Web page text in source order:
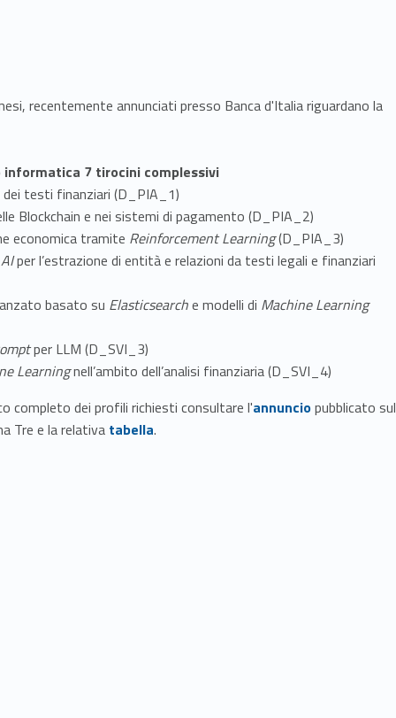
recentemente annunciati presso Banca d'Italia riguardano la
7 tirocini complessivi
dei testi finanziari (D_PIA_1)
Blockchain e nei sistemi di pagamento (D_PIA_2)
economica tramite Reinforcement Learning(D_PIA_3)
AIper l’estrazione di entità e relazioni da testi legali e finanziari
basato su Elasticsearche modelli di Machine Learning
per LLM (D_SVI_3)
Learningnell’ambito dell’analisi finanziaria (D_SVI_4)
completo dei profili richiesti consultare l'annunciopubblicato sul
Tre e la relativa Link identifier #identifier__99227-2
tabella.